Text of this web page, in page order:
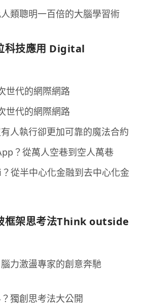
類聰明一百倍的大腦學習術
科技應用 Digital
世代的網際網路
世代的網際網路
人執行卻更加可靠的魔法合約
？從萬人空巷到空人萬巷
？從半中心化金融到去中心化金
框架思考法Think outside
力激盪專家的創意奔馳
獨創思考法大公開